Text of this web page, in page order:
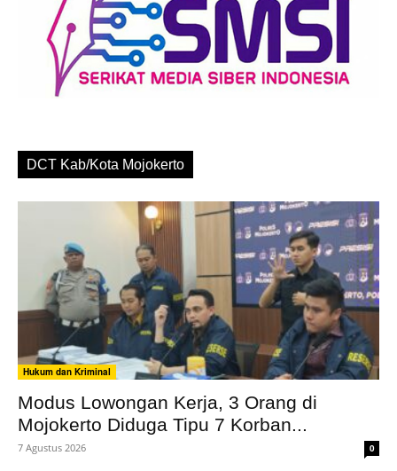
DCT Kab/Kota Mojokerto
Hukum dan Kriminal
Modus Lowongan Kerja, 3 Orang di
Mojokerto Diduga Tipu 7 Korban...
7 Agustus 2026 0